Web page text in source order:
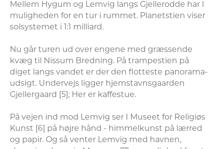
Mellem Hygum og Lemvig langs Gjellerodde har I
muligheden for en tur i rummet. Planetstien viser
solsystemet i 1:1 milliard.
Nu går turen ud over engene med græssende
kvæg til Nissum Bredning. På trampestien på
diget langs vandet er der den flotteste panorama-
udsigt. Undervejs ligger hjemstavnsgaarden
Gjellergaard [5]; Her er kaffestue.
På vejen ind mod Lemvig ser I Museet for Religiøs
Kunst [6] på højre hånd - himmelkunst på lærred
og papir. Og så venter Lemvig med havnen,